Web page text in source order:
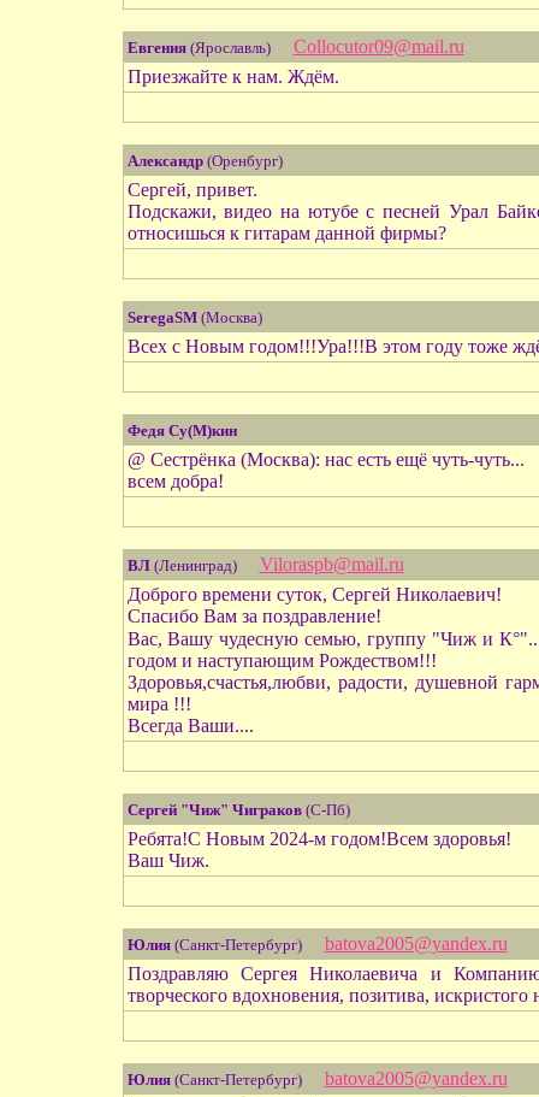
Евгения(Ярославль)
Collocutor09@mail.ru
Приезжайте к нам. Ждём.
Александр(Оренбург)
Сергей, привет.
Подскажи, видео на ютубе с песней Урал
относишься к гитарам данной фирмы?
SeregaSM(Москва)
Всех с Новым годом!!!Ура!!!В этом году тоже
Федя Су(М)кин
@ Сестрёнка (Москва): нас есть ещё чуть-чуть...
всем добра!
ВЛ(Ленинград)
Viloraspb@mail.ru
Доброго времени суток, Сергей Николаевич!
Спасибо Вам за поздравление!
Вас, Вашу чудесную семью, группу "Чиж и
годом и наступающим Рождеством!!!
Здоровья,счастья,любви, радости, душевной
мира !!!
Всегда Ваши....
Сергей "Чиж" Чиграков(С-Пб)
Ребята!С Новым 2024-м годом!Всем здоровья!
Ваш Чиж.
Юлия(Санкт-Петербург)
batova2005@yandex.ru
Поздравляю Сергея Николаевича и
творческого вдохновения, позитива,
Юлия(Санкт-Петербург)
batova2005@yandex.ru